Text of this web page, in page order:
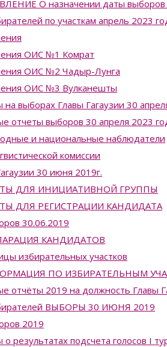
О назначении даты выборов
по участкам апрель 2023
ОИС №1 Комрат
ОИС №2 Чадыр-Лунга
ОИС №3 Вулканешты
выборах Главы Гагаузии 30
отчеты выборов 30 апреля 2023
и национальные наблюдатели
комиссии
30 июня 2019г.
ДЛЯ ИНИЦИАТИВНОЙ ГРУППЫ
ДЛЯ РЕГИСТРАЦИИ КАНДИДАТА
30.06.2019
КАНДИДАТОВ
избирательных участков
ПО ИЗБИРАТЕЛЬНЫМ
отчёты 2019 на должность Главы
ВЫБОРЫ 30 ИЮНЯ 2019
2019
результатах подсчета голосов I